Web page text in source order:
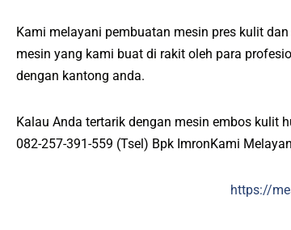
Kami melayani pembuatan mesin pres kulit
mesin yang kami buat di rakit oleh para
dengan kantong anda.
Kalau Anda tertarik dengan mesin embos kulit
082-257-391-559 (Tsel) Bpk ImronKami
https://